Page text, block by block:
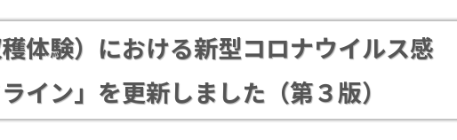
穫体験）における新型コロナウイルス感
イン」を更新しました（第３版）